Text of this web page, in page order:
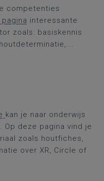
competenties
interessante
zoals: basiskennis
kan je naar onderwijs
Op deze pagina vind je
zoals houtfiches,
over XR, Circle of